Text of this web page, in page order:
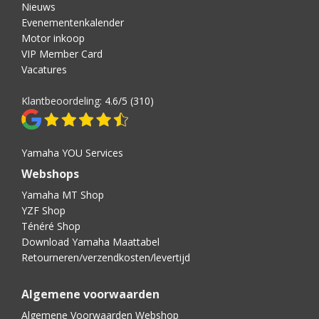
Nieuws
Evenementenkalender
Motor inkoop
VIP Member Card
Vacatures
Klantbeoordeling: 4.6/5 (310)
Yamaha YOU Services
Webshops
Yamaha MT Shop
YZF Shop
Ténéré Shop
Download Yamaha Maattabel
Retourneren/verzendkosten/levertijd
Algemene voorwaarden
Algemene Voorwaarden Webshop